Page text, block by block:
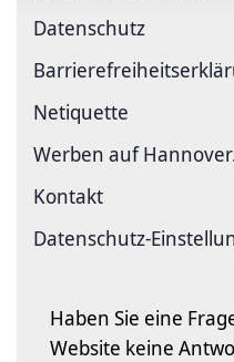
Datenschutz
Netiquette
Werben auf
Kontakt
Datenschutz-
Haben Sie eine
Website keine